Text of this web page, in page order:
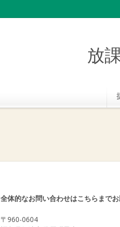
放
全体的なお問い合わせはこちらまでお
〒960-0604